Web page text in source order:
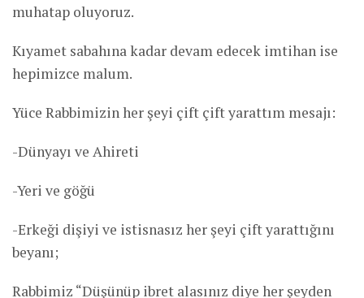
muhatap oluyoruz.
Kıyamet sabahına kadar devam edecek imtihan ise
hepimizce malum.
Yüce Rabbimizin her şeyi çift çift yarattım mesajı:
-Dünyayı ve Ahireti
-Yeri ve göğü
-Erkeği dişiyi ve istisnasız her şeyi çift yarattığını
beyanı;
Rabbimiz “Düşünüp ibret alasınız diye her şeyden